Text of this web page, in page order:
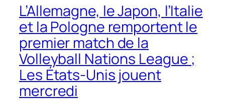
L’Allemagne, le Japon, l’Italie
et la Pologne remportent le
premier match de la
Volleyball Nations League ;
Les États-Unis jouent
mercredi